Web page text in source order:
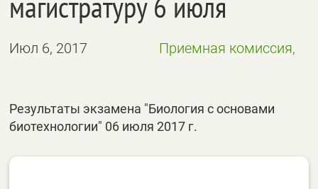
Июл 6, 2017 Приемная комиссия,
Результаты экзамена "Биология с основами
биотехнологии" 06 июля 2017 г.